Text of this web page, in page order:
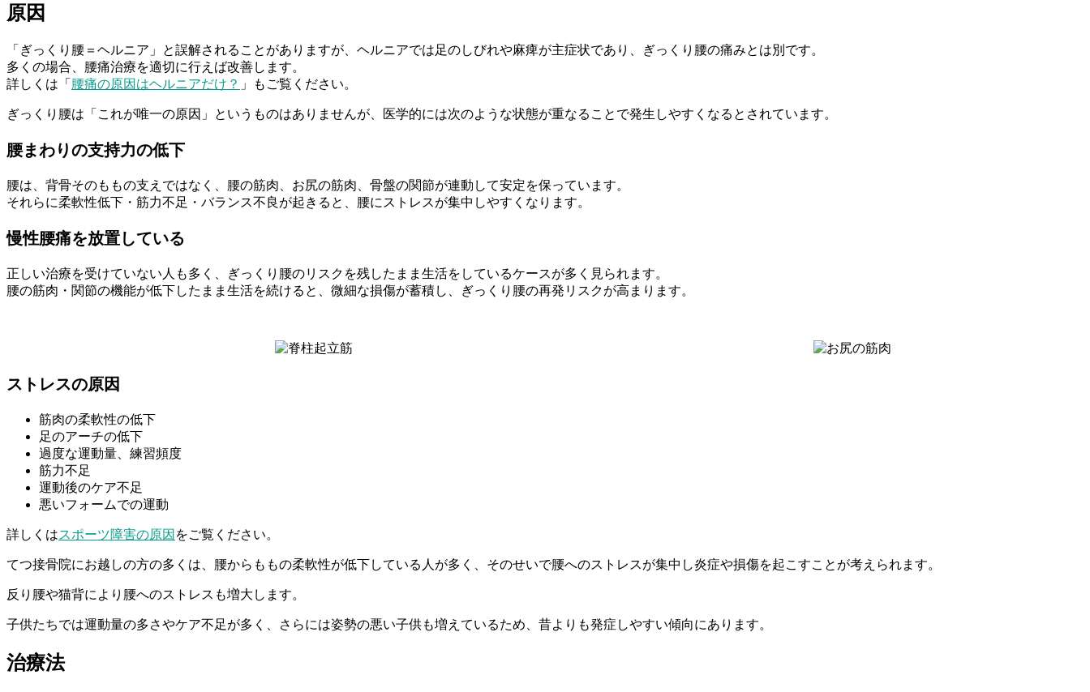
原因
「ぎっくり腰＝ヘルニア」と誤解されることがありますが、ヘルニアでは足のしびれや麻痺が主症状であり、ぎっくり腰の痛みとは別です。
多くの場合、腰痛治療を適切に行えば改善します。
詳しくは「 腰痛の原因はヘルニアだけ？ 」もご覧ください。
ぎっくり腰は「これが唯一の原因」というものはありませんが、医学的には次のような状態が重なることで発生しやすくなるとされています。
腰まわりの支持力の低下
腰は、背骨そのももの支えではなく、腰の筋肉、お尻の筋肉、骨盤の関節が連動して安定を保っています。
それらに柔軟性低下・筋力不足・バランス不良が起きると、腰にストレスが集中しやすくなります。
慢性腰痛を放置している
正しい治療を受けていない人も多く、ぎっくり腰のリスクを残したまま生活をしているケースが多く見られます。
腰の筋肉・関節の機能が低下したまま生活を続けると、微細な損傷が蓄積し、ぎっくり腰の再発リスクが高まります。
ストレスの原因
筋肉の柔軟性の低下
足のアーチの低下
過度な運動量、練習頻度
筋力不足
運動後のケア不足
悪いフォームでの運動
詳しくはスポーツ障害の原因 をご覧ください。
てつ接骨院にお越しの方の多くは、腰からももの柔軟性が低下している人が多く、そのせいで腰へのストレスが集中し炎症や損傷を起こすことが考えられます。
反り腰や猫背により腰へのストレスも増大します。
子供たちでは運動量の多さやケア不足が多く、さらには姿勢の悪い子供も増えているため、昔よりも発症しやすい傾向にあります。
治療法